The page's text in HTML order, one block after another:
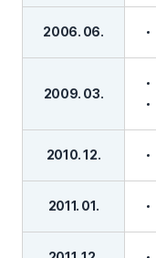
2006. 06.
2009. 03.
2010. 12.
2011. 01.